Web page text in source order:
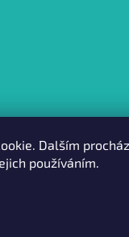
| Zboží.cz |
Dalším
používáním.